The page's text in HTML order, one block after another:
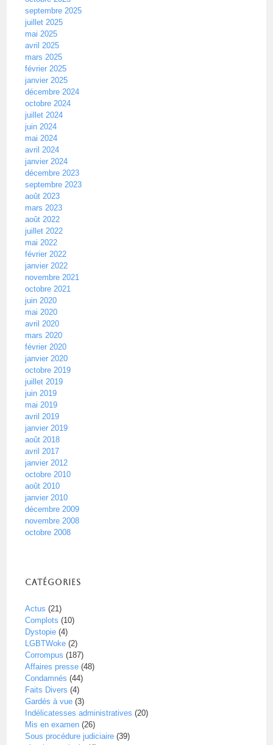
septembre 2025
juillet 2025
mai 2025
avril 2025
mars 2025
février 2025
janvier 2025
décembre 2024
octobre 2024
juillet 2024
juin 2024
mai 2024
avril 2024
janvier 2024
décembre 2023
septembre 2023
août 2023
mars 2023
août 2022
juillet 2022
mai 2022
février 2022
janvier 2022
novembre 2021
octobre 2021
juin 2020
mai 2020
avril 2020
mars 2020
février 2020
janvier 2020
octobre 2019
juillet 2019
juin 2019
mai 2019
avril 2019
janvier 2019
août 2018
avril 2017
janvier 2012
octobre 2010
août 2010
janvier 2010
décembre 2009
novembre 2008
octobre 2008
Catégories
Actus (21)
Complots (10)
Dystopie (4)
LGBTWoke (2)
Corrompus (187)
Affaires presse (48)
Condamnés (44)
Faits Divers (4)
Gardés à vue (3)
Indélicatesses administratives (20)
Mis en examen (26)
Sous procédure judiciaire (39)